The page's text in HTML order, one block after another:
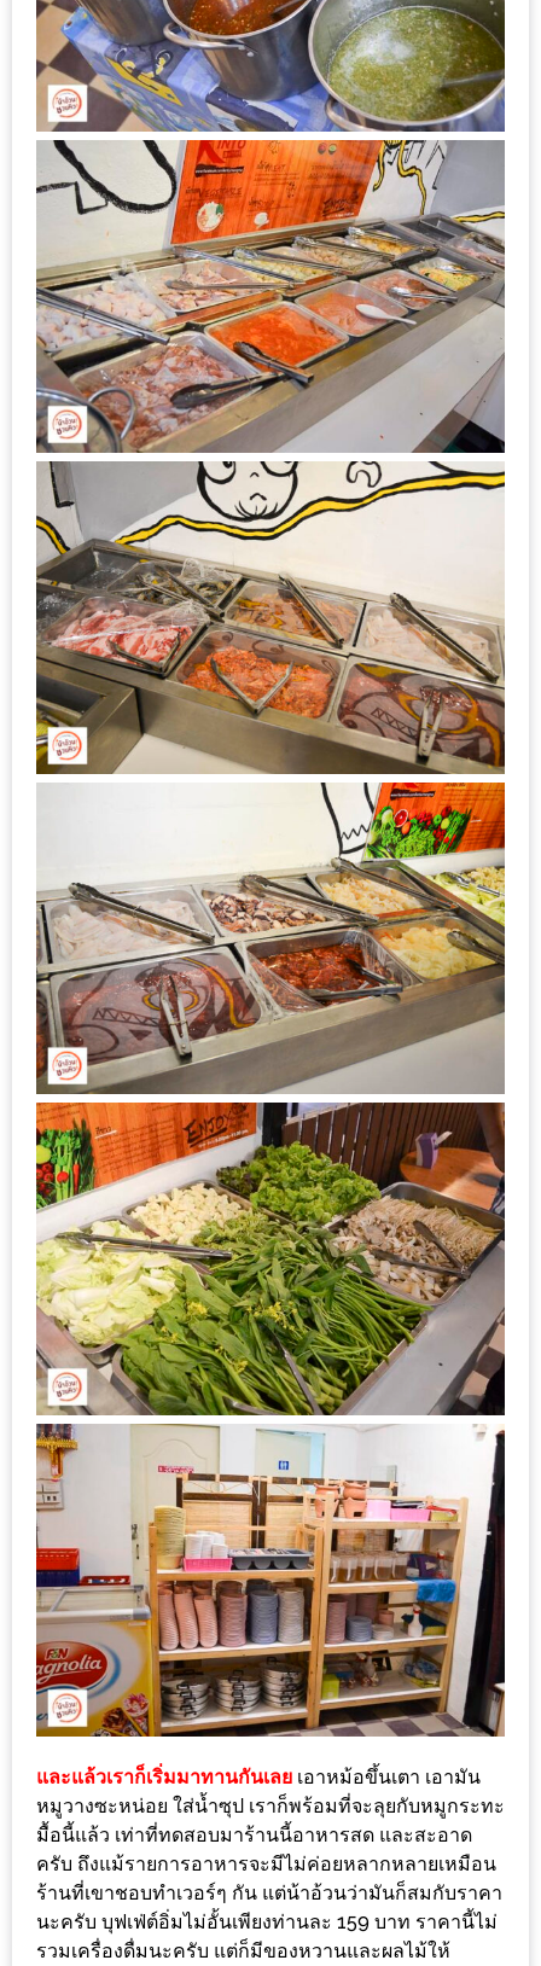
เอง?
SHOP
TOP
รีวิว
อาหาร
ที่
เข้า
ชม
มาก
ที่สุด
2557
กิจกรรม
ชิง
รางวัล
กับ
สมาชิก
ENEWS
หิว
ข้าว
อะไร
เอ่ย
อร่อย
ที่สุด?
งาน
แฟร์
เรื่อง
บ้าน
ที่
ทุก
คน
ต้อง
มา
เรื่อง
บ้าน
คุ้ม
ครบ
จบ
ที่
เดียว
HOMEPRO
FAIR
2017
เชียงใหม่
จัด
เต็ม
และแล้วเราก็เริ่มมาทานกันเลย เอาหม้อขึ้นเตา เอามัน
หมูวางซะหน่อย ใส่น้ำซุป เราก็พร้อมที่จะลุยกับหมูกระทะ
มื้อนี้แล้ว เท่าที่ทดสอบมาร้านนี้อาหารสด และสะอาด
ครับ ถึงแม้รายการอาหารจะมีไม่ค่อยหลากหลายเหมือน
ร้านที่เขาชอบทำเวอร์ๆ กัน แต่น้าอ้วนว่ามันก็สมกับราคา
นะครับ บุฟเฟ่ต์อิ่มไม่อั้นเพียงท่านละ 159 บาท ราคานี้ไม่
รวมเครื่องดื่มนะครับ แต่ก็มีของหวานและผลไม้ให้